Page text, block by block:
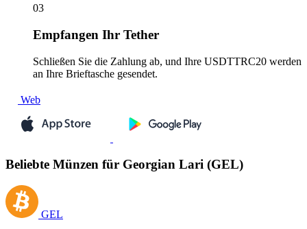
03
Empfangen Ihr Tether
Schließen Sie die Zahlung ab, und Ihre USDTTRC20 werden
an Ihre Brieftasche gesendet.
Web
Beliebte Münzen für Georgian Lari (GEL)
GEL